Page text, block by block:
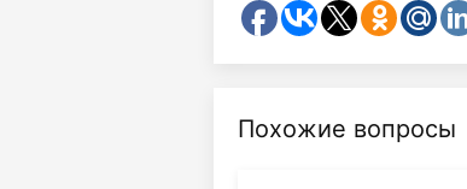
Похожие вопросы